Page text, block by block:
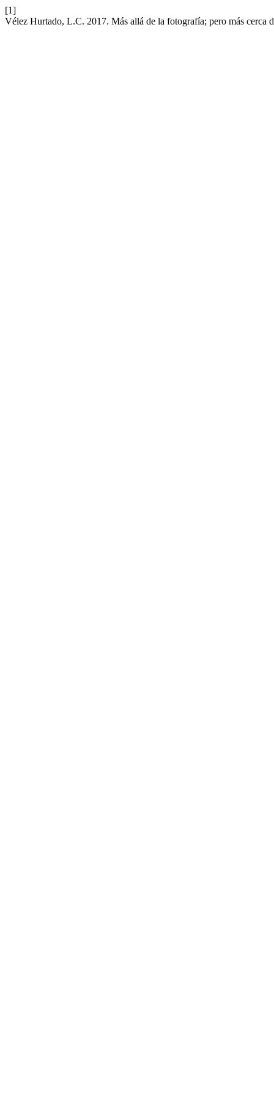
[1]
Vélez Hurtado, L.C. 2017. Más allá de la fotografía; pero más cerca